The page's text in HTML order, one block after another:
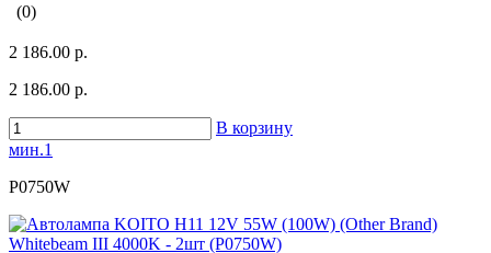
(0)
2 186.00 р.
2 186.00 р.
В корзину
мин.1
P0750W